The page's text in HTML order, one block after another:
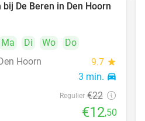
43%
De Beren in Den Hoorn
Ma Di Wo
Do
Hoorn
9.7 star
3 min. directions_car
Regulier €22
€12,50